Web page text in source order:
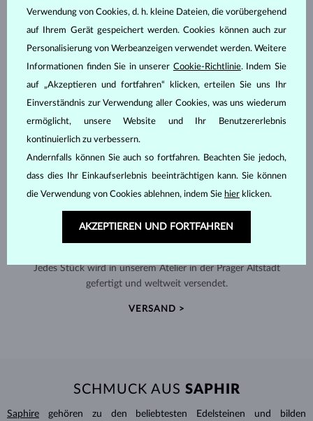
HANDGEFERTIGT IN PRAG
Jedes Stück wird in unserem Atelier in der Prager Altstadt
gefertigt und weltweit versendet.
VERSAND >
SCHMUCK AUS SAPHIR
Saphire gehören zu den beliebtesten Edelsteinen und bilden
Verwendung von Cookies, d. h. kleine Dateien, die vorübergehend
auf Ihrem Gerät gespeichert werden. Cookies können auch zur
Personalisierung von Werbeanzeigen verwendet werden. Weitere
Informationen finden Sie in unserer Cookie-Richtlinie. Indem Sie
auf „Akzeptieren und fortfahren“ klicken, erteilen Sie uns Ihr
Einverständnis zur Verwendung aller Cookies, was uns wiederum
ermöglicht, unsere Website und Ihr Benutzererlebnis
kontinuierlich zu verbessern.
Andernfalls können Sie auch so fortfahren. Beachten Sie jedoch,
dass dies Ihr Einkaufserlebnis beeinträchtigen kann. Sie können
die Verwendung von Cookies ablehnen, indem Sie hier klicken.
AKZEPTIEREN UND FORTFAHREN